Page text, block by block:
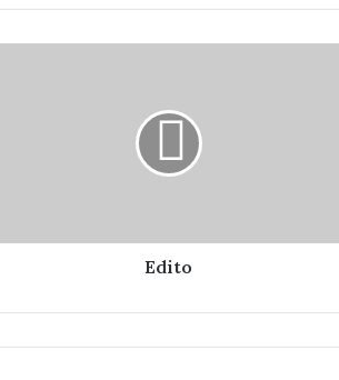
Edito